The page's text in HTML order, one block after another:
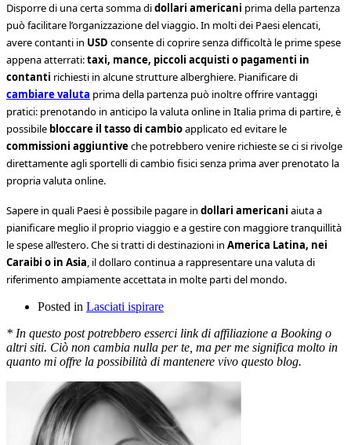
Disporre di una certa somma didollari americani prima della partenza
può facilitare l’organizzazione del viaggio. In molti dei Paesi elencati,
avere contanti in USD consente di coprire senza difficoltà le prime spese
appena atterrati:taxi, mance, piccoli acquisti o pagamenti in
contanti richiesti in alcune strutture alberghiere. Pianificare di
cambiare valuta prima della partenza può inoltre offrirevantaggi
pratici: prenotando in anticipo la valuta online in Italia prima di partire, è
possibile bloccare il tasso di cambioapplicato ed evitare le
commissioni aggiuntiveche potrebbero venire richieste se ci si rivolge
direttamente agli sportelli di cambio fisici senza prima aver prenotato la
propria valuta online.
Sapere in quali Paesi è possibile pagare in dollari americani aiuta a
pianificare meglio il proprio viaggio e a gestire con maggiore tranquillità
le spese all’estero. Che si tratti di destinazioni in America Latina, nei
Caraibi o in Asia, il dollaro continua a rappresentare una valuta di
riferimento ampiamente accettata in molte parti del mondo.
Posted in Lasciati ispirare
* In questo post potrebbero esserci link di affiliazione a Booking o
altri siti. Ciò non cambia nulla per te, ma per me significa molto in
quanto mi offre la possibilità di mantenere vivo questo blog.